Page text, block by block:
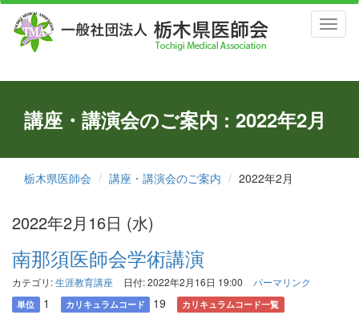
講座・講演会のご案内 : 2022年2月
栃木県医師会 講座・講演会のご案内 2022年2月
2022年2月16日 (水)
南那須医師会学術講演
カテゴリ:生涯教育講座 日付: 2022年2月16日 19:00 パーマリンク
単位 1 カリキュラムコード 19 カリキュラムコード一覧